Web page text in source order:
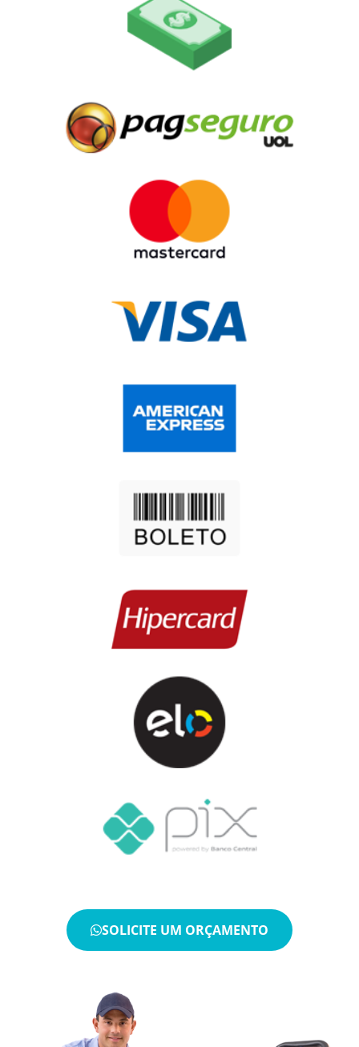
SOLICITE UM ORÇAMENTO